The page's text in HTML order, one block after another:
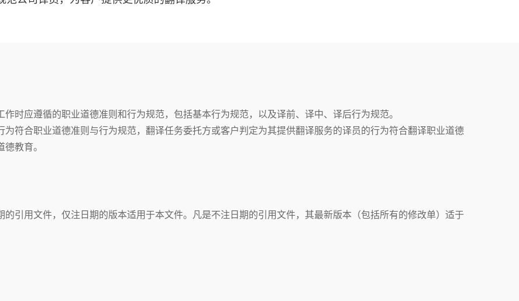
时应遵循的职业道德准则和行为规范，包括基本行为规范，以及译前、译中、译后行为规范。
符合职业道德准则与行为规范，翻译任务委托方或客户判定为其提供翻译服务的译员的行为符合翻译职业道德
教育。
引用文件，仅注日期的版本适用于本文件。凡是不注日期的引用文件，其最新版本（包括所有的修改单）适于